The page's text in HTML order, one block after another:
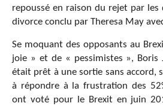
repoussé en raison du rejet par les
divorce conclu par Theresa May
Se moquant des opposants au
joie » et de « pessimistes », Boris
était prêt à une sortie sans accord,
à répondre à la frustration des
ont voté pour le Brexit en juin